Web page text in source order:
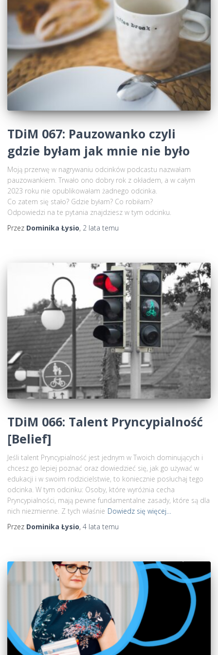
TDiM 067: Pauzowanko czyli
gdzie byłam jak mnie nie było
Moją przerwę w nagrywaniu odcinków podcastu nazwałam
pauzowankiem. Trwało ono dobry rok z okładem, a w całym
2023 roku nie opublikowałam żadnego odcinka.
Co zatem się stało? Gdzie byłam? Co robiłam?
Odpowiedzi na te pytania znajdziesz w tym odcinku.
Przez Dominika Łysio, 2 lata temu
TDiM 066: Talent Pryncypialność
[Belief]
Jeśli talent Pryncypialność jest jednym w Twoich dominujących i
chcesz go lepiej poznać oraz dowiedzieć się, jak go używać w
edukacji i w swoim rodzicielstwie, to koniecznie posłuchaj tego
odcinka. W tym odcinku: Osoby, które wyróżnia cecha
Pryncypialności, mają pewne fundamentalne zasady, które są dla
nich niezmienne. Z tych właśnie Dowiedz się więcej…
Przez Dominika Łysio, 4 lata temu